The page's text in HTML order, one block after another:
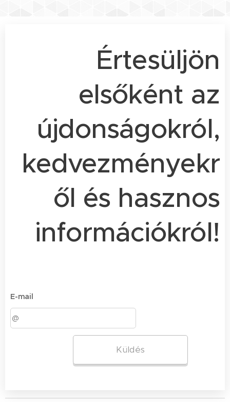
Értesüljön
elsőként az
újdonságokról,
kedvezményekr
ől és hasznos
információkról!
E-mail
Küldés